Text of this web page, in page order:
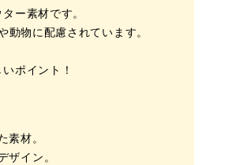
ー素材です。
動物に配慮されています。
ポイント！
素材。
ザイン。